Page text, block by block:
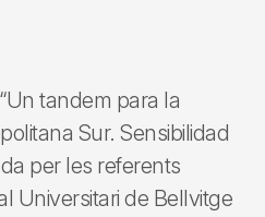
tandem para la
Sur. Sensibilidad
per les referents
Universitari de Bellvitge